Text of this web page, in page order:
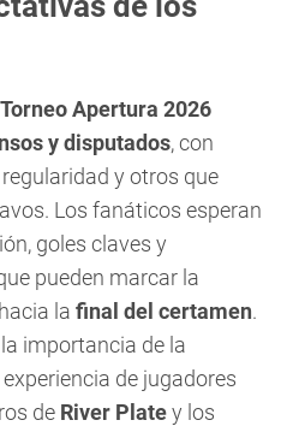
Torneo Apertura 2026
y disputados, con
y otros que
Los fanáticos esperan
goles claves y
pueden marcar la
la final del certamen.
importancia de la
de jugadores
de River Platey los